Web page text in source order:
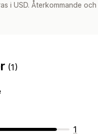
i USD. Återkommande
(1)
1